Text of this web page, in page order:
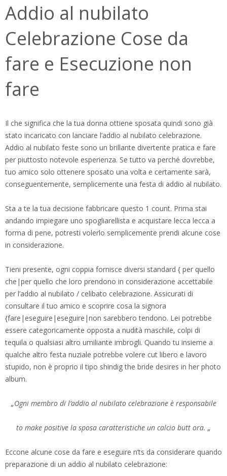
Addio al nubilato
Celebrazione Cose da
fare e Esecuzione non
fare
Il che significa che la tua donna ottiene sposata quindi sono già
stato incaricato con lanciare l’addio al nubilato celebrazione.
Addio al nubilato feste sono un brillante divertente pratica e fare
per piuttosto notevole esperienza. Se tutto va perché dovrebbe,
tuo amico solo ottenere sposato una volta e certamente sarà,
conseguentemente, semplicemente una festa di addio al nubilato.
Sta a te la tua decisione fabbricare questo 1 count. Prima stai
andando impiegare uno spogliarellista e acquistare lecca lecca a
forma di pene, potresti volerlo semplicemente prendi alcune cose
in considerazione.
Tieni presente, ogni coppia fornisce diversi standard { per quello
che|per quello che loro prendono in considerazione accettabile
per l’addio al nubilato / celibato celebrazione. Assicurati di
consultare il tuo amico e scoprire cosa la signora
{fare|eseguire|eseguire|non sarebbero tendono. Lei potrebbe
essere categoricamente opposta a nudità maschile, colpi di
tequila o qualsiasi altro umiliante imbrogli. Quando tu insieme a
qualche altro festa nuziale potrebbe volere cut libero e lavoro
stupido, non è proprio il tipo shindig the bride desires in her photo
album.
„Ogni membro di l’addio al nubilato celebrazione è responsabile
to make positive la sposa caratteristiche un calcio butt ora. „
Eccone alcune cose da fare e eseguire n’ts da considerare quando
preparazione di un addio al nubilato celebrazione: